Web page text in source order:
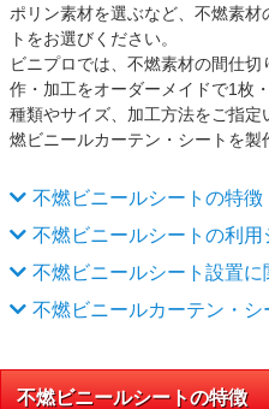
ポリン素材を選ぶなど、不燃素
トをお選びください。
ビニプロでは、不燃素材の間仕
作・加工をオーダーメイドで1枚
種類やサイズ、加工方法をご指
燃ビニールカーテン・シートを製
不燃ビニールシートの特徴
不燃ビニールシートの利用
不燃ビニールシート設置に
不燃ビニールカーテン・シ
不燃ビニールシートの特徴